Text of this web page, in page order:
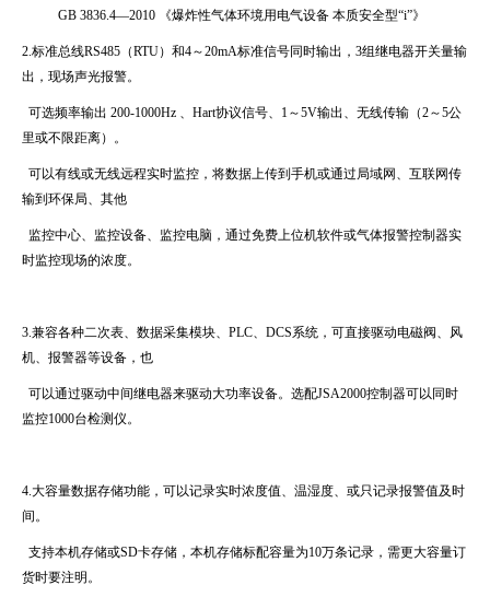
GB 3836.4—2010 《爆炸性气体环境用电气设备 本质安全型“i”》
2.标准总线RS485 （RTU）和4～20mA标准信号同时输出， 3组继电器开关量输
出，现场声光报警。
可选频率输出 200-1000Hz Hart协议信号、 1 ～5V输出、无线传输（2～5公
里或不限距离）。
可以有线或无线远程实时监控，将数据上传到手机或通过局域网、互联网传
输到环保局、其他
监控中心、监控设备、监控电脑，通过免费上位机软件或气体报警控制器实
时监控现场的浓度。
3.兼容各种二次表、数据采集模块、 PLC DCS系统，可直接驱动电磁阀、风
机、报警器等设备，也
可以通过驱动中间继电器来驱动大功率设备。选配JSA2000控制器可以同时
监控1000台检测仪。
4.大容量数据存储功能，可以记录实时浓度值、温湿度、或只记录报警值及时
间。
支持本机存储或SD卡存储，本机存储标配容量为10万条记录，需更大容量订
货时要注明。